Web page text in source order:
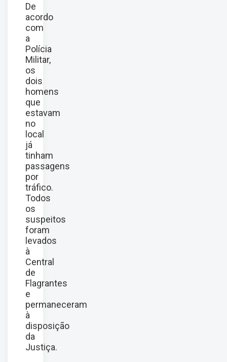
De
acordo
com
a
Polícia
Militar,
os
dois
homens
que
estavam
no
local
já
tinham
passagens
por
tráfico.
Todos
os
suspeitos
foram
levados
à
Central
de
Flagrantes
e
permaneceram
à
disposição
da
Justiça.